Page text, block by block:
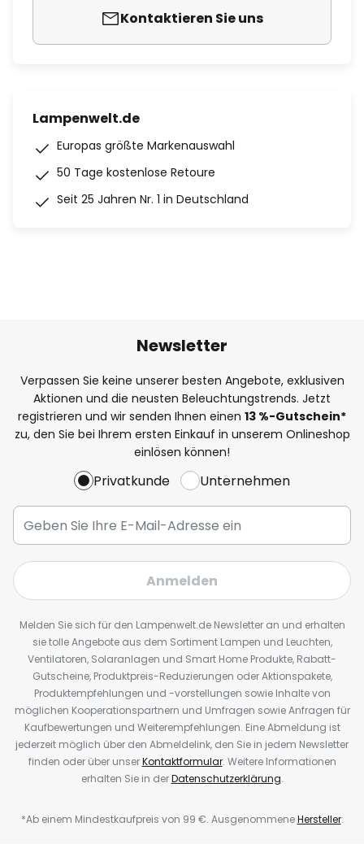
Kontaktieren Sie uns
Lampenwelt.de
Europas größte Markenauswahl
50 Tage kostenlose Retoure
Seit 25 Jahren Nr. 1 in Deutschland
Newsletter
Verpassen Sie keine unserer besten Angebote, exklusiven
Aktionen und die neusten Beleuchtungstrends. Jetzt
registrieren und wir senden Ihnen einen 13 %-Gutschein*
zu, den Sie bei Ihrem ersten Einkauf in unserem Onlineshop
einlösen können!
Privatkunde Unternehmen
Anmelden
Melden Sie sich für den Lampenwelt.de Newsletter an und erhalten
sie tolle Angebote aus dem Sortiment Lampen und Leuchten,
Ventilatoren, Solaranlagen und Smart Home Produkte, Rabatt-
Gutscheine, Produktpreis-Reduzierungen oder Aktionspakete,
Produktempfehlungen und -vorstellungen sowie Inhalte von
möglichen Kooperationspartnern und Umfragen sowie Anfragen für
Kaufbewertungen und Weiterempfehlungen. Eine Abmeldung ist
jederzeit möglich über den Abmeldelink, den Sie in jedem Newsletter
finden oder über unserKontaktformular. Weitere Informationen
erhalten Sie in derDatenschutzerklärung.
*Ab einem Mindestkaufpreis von 99 €. AusgenommeneHersteller.